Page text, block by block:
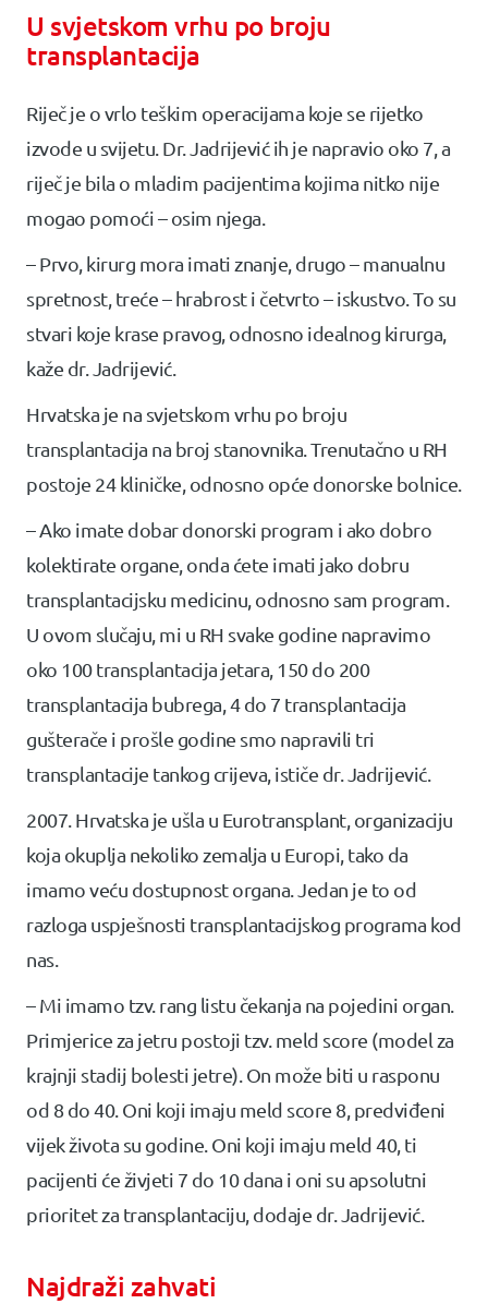
U svjetskom vrhu po broju
transplantacija
Riječ je o vrlo teškim operacijama koje se rijetko
izvode u svijetu. Dr. Jadrijević ih je napravio oko 7, a
riječ je bila o mladim pacijentima kojima nitko nije
mogao pomoći – osim njega.
– Prvo, kirurg mora imati znanje, drugo – manualnu
spretnost, treće – hrabrost i četvrto – iskustvo. To su
stvari koje krase pravog, odnosno idealnog kirurga,
kaže dr. Jadrijević.
Hrvatska je na svjetskom vrhu po broju
transplantacija na broj stanovnika. Trenutačno u RH
postoje 24 kliničke, odnosno opće donorske bolnice.
– Ako imate dobar donorski program i ako dobro
kolektirate organe, onda ćete imati jako dobru
transplantacijsku medicinu, odnosno sam program.
U ovom slučaju, mi u RH svake godine napravimo
oko 100 transplantacija jetara, 150 do 200
transplantacija bubrega, 4 do 7 transplantacija
gušterače i prošle godine smo napravili tri
transplantacije tankog crijeva, ističe dr. Jadrijević.
2007. Hrvatska je ušla u Eurotransplant, organizaciju
koja okuplja nekoliko zemalja u Europi, tako da
imamo veću dostupnost organa. Jedan je to od
razloga uspješnosti transplantacijskog programa kod
nas.
– Mi imamo tzv. rang listu čekanja na pojedini organ.
Primjerice za jetru postoji tzv. meld score (model za
krajnji stadij bolesti jetre). On može biti u rasponu
od 8 do 40. Oni koji imaju meld score 8, predviđeni
vijek života su godine. Oni koji imaju meld 40, ti
pacijenti će živjeti 7 do 10 dana i oni su apsolutni
prioritet za transplantaciju, dodaje dr. Jadrijević.
Najdraži zahvati